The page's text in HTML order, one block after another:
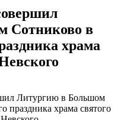
Сотниково в
храма